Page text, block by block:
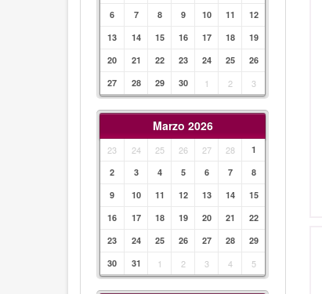
6
7 8 9 10 11
12
13
14 15 16 17 18
19
20
21 22 23 24 25
26
27
28 29 30 1 2 3
Marzo 2026
23 24 25 26 27 28
1
2
3 4 5 6 7
8
9
10 11 12 13 14
15
16
17 18 19 20 21
22
23
24 25 26 27 28
29
30
31 1 2 3 4 5